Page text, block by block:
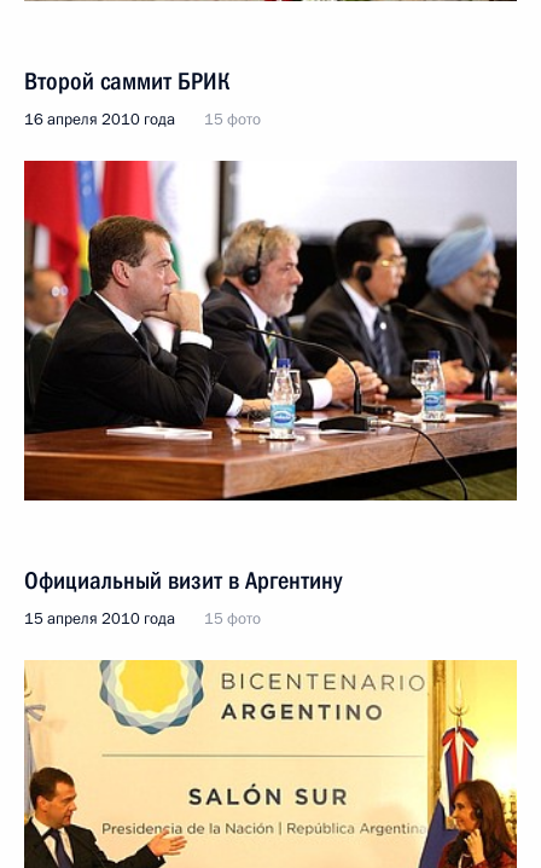
Второй саммит БРИК
16 апреля 2010 года 15 фото
Официальный визит в Аргентину
15 апреля 2010 года 15 фото